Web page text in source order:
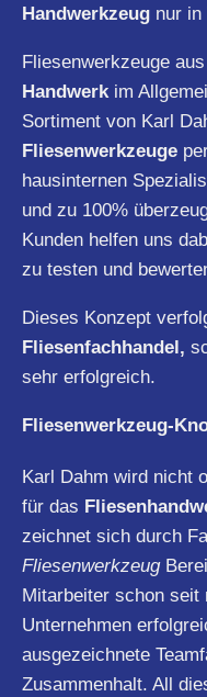
Handwerkzeug nur in
Fliesenwerkzeuge
Handwerkim
Sortiment von Karl
Fliesenwerkzeuge
hausinternen
und zu 100%
Kunden helfen uns
zu testen und
Dieses Konzept
Fliesenfachhandel,
sehr erfolgreich.
Fliesenwerkzeug-
Karl Dahm wird nicht
für das
zeichnet sich durch
Fliesenwerkzeug
Mitarbeiter schon seit
Unternehmen
ausgezeichnete
Zusammenhalt. All